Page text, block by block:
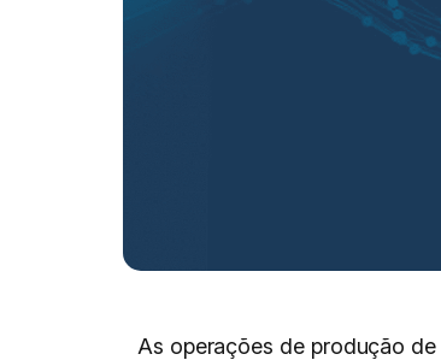
As operações de produção